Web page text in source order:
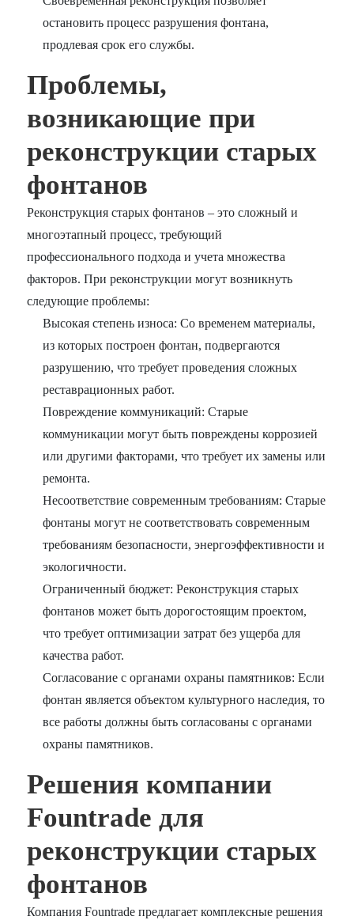
остановить процесс разрушения фонтана,
продлевая срок его службы.
Проблемы,
возникающие при
реконструкции старых
фонтанов
Реконструкция старых фонтанов – это сложный и
многоэтапный процесс, требующий
профессионального подхода и учета множества
факторов. При реконструкции могут возникнуть
следующие проблемы:
Высокая степень износа: Со временем материалы,
из которых построен фонтан, подвергаются
разрушению, что требует проведения сложных
реставрационных работ.
Повреждение коммуникаций: Старые
коммуникации могут быть повреждены коррозией
или другими факторами, что требует их замены или
ремонта.
Несоответствие современным требованиям: Старые
фонтаны могут не соответствовать современным
требованиям безопасности, энергоэффективности и
экологичности.
Ограниченный бюджет: Реконструкция старых
фонтанов может быть дорогостоящим проектом,
что требует оптимизации затрат без ущерба для
качества работ.
Согласование с органами охраны памятников: Если
фонтан является объектом культурного наследия, то
все работы должны быть согласованы с органами
охраны памятников.
Решения компании
Fountrade для
реконструкции старых
фонтанов
Компания Fountrade предлагает комплексные решения